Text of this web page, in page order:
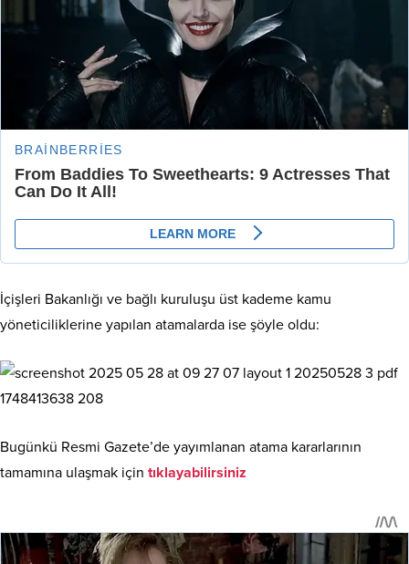
İçişleri Bakanlığı ve bağlı kuruluşu üst kademe kamu
yöneticiliklerine yapılan atamalarda ise şöyle oldu:
Bugünkü Resmi Gazete’de yayımlanan atama kararlarının
tamamına ulaşmak için tıklayabilirsiniz